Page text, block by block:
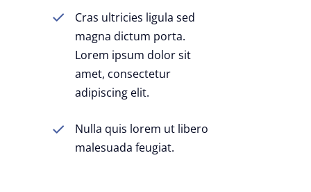
Cras ultricies ligula sed
magna dictum porta.
Lorem ipsum dolor sit
amet, consectetur
adipiscing elit.
Nulla quis lorem ut libero
malesuada feugiat.